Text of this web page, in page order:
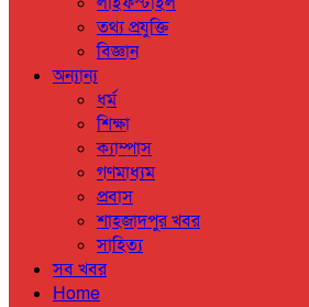
তথ্য প্রযুক্তি
বিজ্ঞান
অন্যান্য
ধর্ম
শিক্ষা
ক্যাম্পাস
গণমাধ্যম
প্রবাস
শাহজাদপুর খবর
সাহিত্য
সব খবর
Home